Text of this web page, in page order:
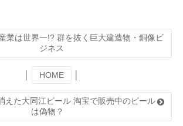
業は世界一!? 群を抜く巨大建造物・銅像ビ
ジネス
HOME
えた大同江ビール 淘宝で販売中のビール
は偽物？